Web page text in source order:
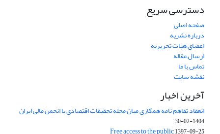
دسترسی سریع
صفحه اصلی
درباره نشریه
اعضای هیات تحریریه
ارسال مقاله
تماس با ما
نقشه سایت
آخرین اخبار
انعقاد تفاهم نامه همکاری میان مجله تحقیقات اقتصادی با انجمن مالی ایران
1404-02-30